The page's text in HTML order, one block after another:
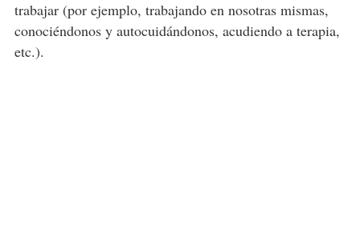
trabajar (por ejemplo, trabajando en nosotras mismas,
conociéndonos y autocuidándonos, acudiendo a terapia,
etc.).